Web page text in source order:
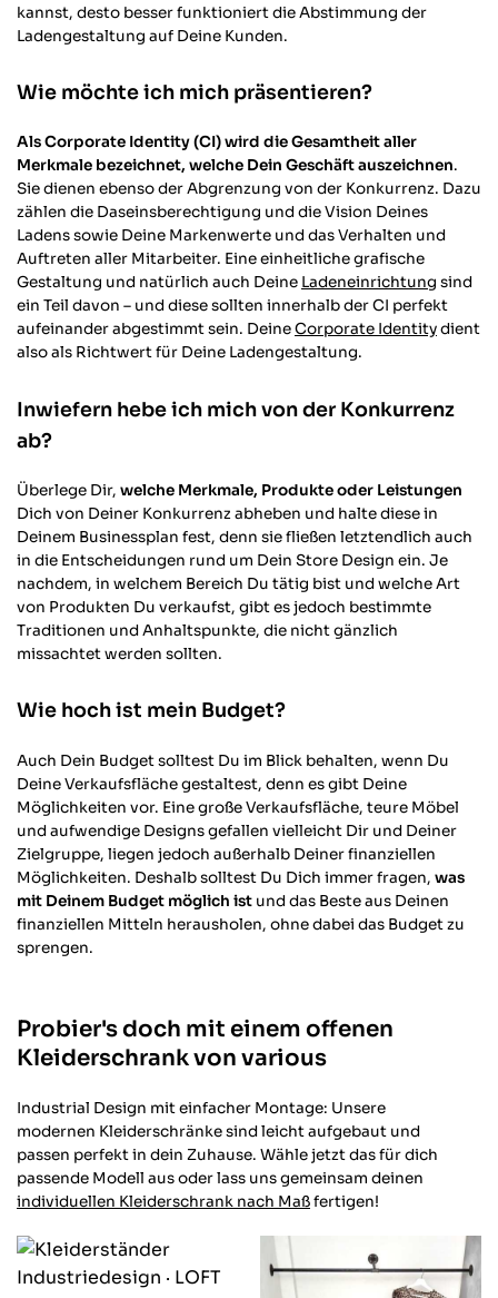
kannst, desto besser funktioniert die Abstimmung der
Ladengestaltung auf Deine Kunden.
Wie möchte ich mich präsentieren?
Als Corporate Identity (CI) wird die Gesamtheit aller
Merkmale bezeichnet, welche Dein Geschäft auszeichnen.
Sie dienen ebenso der Abgrenzung von der Konkurrenz. Dazu
zählen die Daseinsberechtigung und die Vision Deines
Ladens sowie Deine Markenwerte und das Verhalten und
Auftreten aller Mitarbeiter. Eine einheitliche grafische
Gestaltung und natürlich auch Deine Ladeneinrichtung sind
ein Teil davon – und diese sollten innerhalb der CI perfekt
aufeinander abgestimmt sein. DeineCorporate Identitydient
also als Richtwert für Deine Ladengestaltung.
Inwiefern hebe ich mich von der Konkurrenz
ab?
Überlege Dir, welche Merkmale, Produkte oder Leistungen
Dich von Deiner Konkurrenz abheben und halte diese in
Deinem Businessplan fest, denn sie fließen letztendlich auch
in die Entscheidungen rund um Dein Store Design ein. Je
nachdem, in welchem Bereich Du tätig bist und welche Art
von Produkten Du verkaufst, gibt es jedoch bestimmte
Traditionen und Anhaltspunkte, die nicht gänzlich
missachtet werden sollten.
Wie hoch ist mein Budget?
Auch Dein Budget solltest Du im Blick behalten, wenn Du
Deine Verkaufsfläche gestaltest, denn es gibt Deine
Möglichkeiten vor. Eine große Verkaufsfläche, teure Möbel
und aufwendige Designs gefallen vielleicht Dir und Deiner
Zielgruppe, liegen jedoch außerhalb Deiner finanziellen
Möglichkeiten. Deshalb solltest Du Dich immer fragen, was
mit Deinem Budget möglich ist und das Beste aus Deinen
finanziellen Mitteln herausholen, ohne dabei das Budget zu
sprengen.
Probier's doch mit einem offenen
Kleiderschrank von various
Industrial Design mit einfacher Montage: Unsere
modernen Kleiderschränke sind leicht aufgebaut und
passen perfekt in dein Zuhause. Wähle jetzt das für dich
passende Modell aus oder lass uns gemeinsam deinen
individuellen Kleiderschrank nach Maßfertigen!